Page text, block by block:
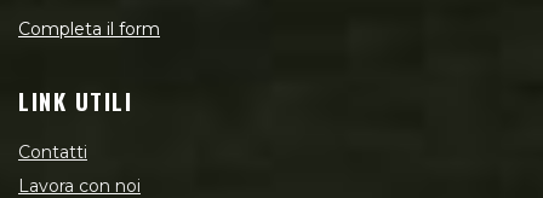
Completa il form
LINK UTILI
Contatti
Lavora con noi